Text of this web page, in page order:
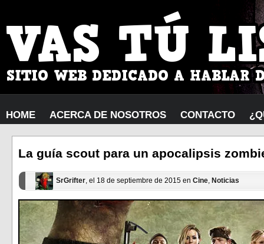
HOME ACERCA DE NOSOTROS CONTACTO
La guía scout para un apocalipsis
SrGrifter, el 18 de septiembre de 2015 en Cine, Noticias